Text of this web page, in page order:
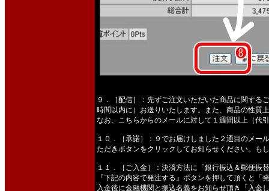
９．［配信］：先ずご注文いただいた商品に関す
時間以内に）お送りいたします。また、商品の性質
なお、こちらからのメールに対して１週間以上（代
１０．［承諾］：９でお届けしました２通目のメー
ただきボタンをクリックしてお知らせください。も
１１．［ご入金］：決済方法に「銀行振込＆郵便振
『下記の内容で発注する』ボタンを押して頂くと
入金後に金融機関と振込名義をお知らせ頂き「入金